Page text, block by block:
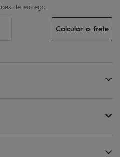
Calcular o frete